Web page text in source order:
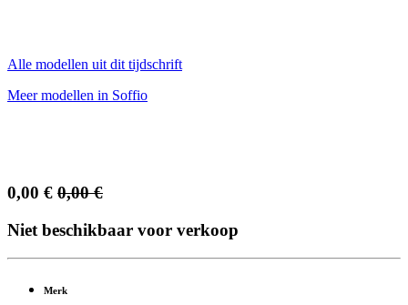
Alle modellen uit dit tijdschrift
Meer modellen in Soffio
0,00 € 0,00€
Niet beschikbaar voor verkoop
Merk